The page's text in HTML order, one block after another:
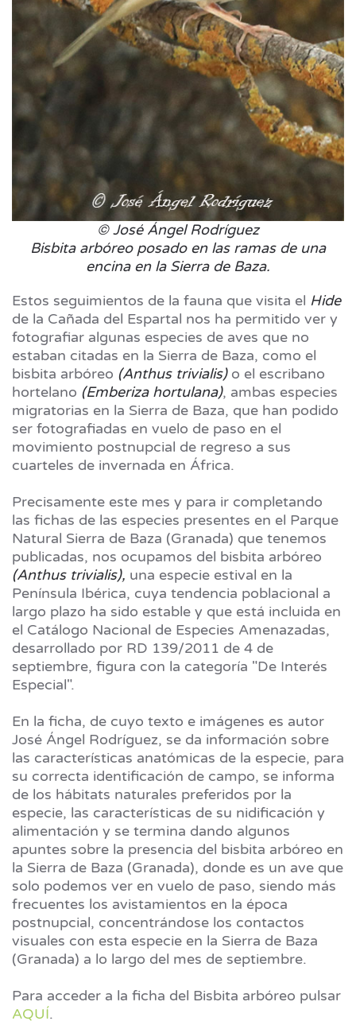
© José Ángel Rodríguez
Bisbita arbóreo posado en las ramas de una
encina en la Sierra de Baza.
Estos seguimientos de la fauna que visita el Hide
de la Cañada del Espartal nos ha permitido ver y
fotografiar algunas especies de aves que no
estaban citadas en la Sierra de Baza, como el
bisbita arbóreo (Anthus trivialis)o el escribano
hortelano (Emberiza hortulana), ambas especies
migratorias en la Sierra de Baza, que han podido
ser fotografiadas en vuelo de paso en el
movimiento postnupcial de regreso a sus
cuarteles de invernada en África.
Precisamente este mes y para ir completando
las fichas de las especies presentes en el Parque
Natural Sierra de Baza (Granada) que tenemos
publicadas, nos ocupamos del bisbita arbóreo
(Anthus trivialis), una especie estival en la
Península Ibérica, cuya tendencia poblacional a
largo plazo ha sido estable y que está incluida en
el Catálogo Nacional de Especies Amenazadas,
desarrollado por RD 139/2011 de 4 de
septiembre, figura con la categoría "De Interés
Especial".
En la ficha, de cuyo texto e imágenes es autor
José Ángel Rodríguez, se da información sobre
las características anatómicas de la especie, para
su correcta identificación de campo, se informa
de los hábitats naturales preferidos por la
especie, las características de su nidificación y
alimentación y se termina dando algunos
apuntes sobre la presencia del bisbita arbóreo en
la Sierra de Baza (Granada), donde es un ave que
solo podemos ver en vuelo de paso, siendo más
frecuentes los avistamientos en la época
postnupcial, concentrándose los contactos
visuales con esta especie en la Sierra de Baza
(Granada) a lo largo del mes de septiembre.
Para acceder a la ficha del Bisbita arbóreo pulsar
AQUÍ.